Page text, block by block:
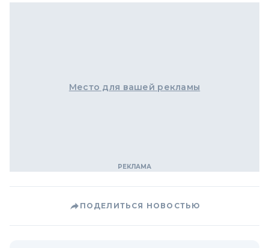
Место для вашей рекламы
ПОДЕЛИТЬСЯ НОВОСТЬЮ